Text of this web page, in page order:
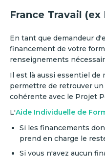
France Travail
En tant que demandeur
financement de votre
renseignements
Il est là aussi essentiel
permettre de retrouver
cohérente avec le Projet
L'Aide Individuelle de
Si les financements
prend en charge le
Si vous n'avez aucun